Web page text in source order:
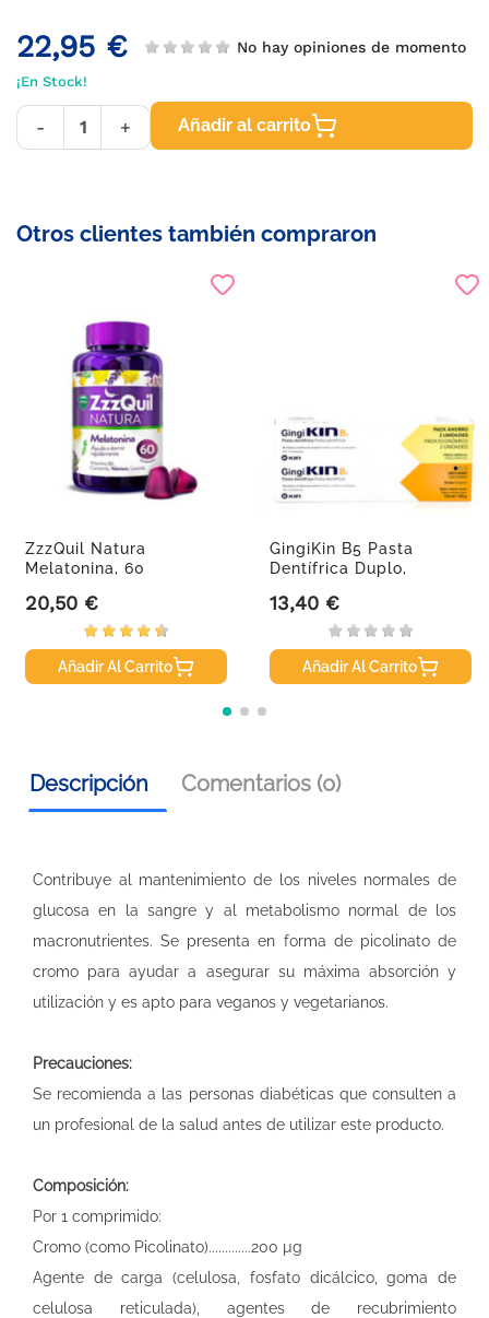
22,95 € No hay opiniones de momento
¡En Stock!
- + Añadir al carrito
Otros clientes también compraron
ZzzQuil Natura
Melatonina, 60
Precio
20,50 €
Añadir Al Carrito
GingiKin B5 Pasta
Dentífrica Duplo,
Precio
13,40 €
Añadir Al Carrito
Descripción Comentarios (0)
Contribuye al mantenimiento de los niveles normales de
glucosa en la sangre y al metabolismo normal de los
macronutrientes. Se presenta en forma de picolinato de
cromo para ayudar a asegurar su máxima absorción y
utilización y es apto para veganos y vegetarianos.
Precauciones:
Se recomienda a las personas diabéticas que consulten a
un profesional de la salud antes de utilizar este producto.
Composición:
Por 1 comprimido:
Cromo (como Picolinato).............200 µg
Agente de carga (celulosa, fosfato dicálcico, goma de
celulosa reticulada), agentes de recubrimiento